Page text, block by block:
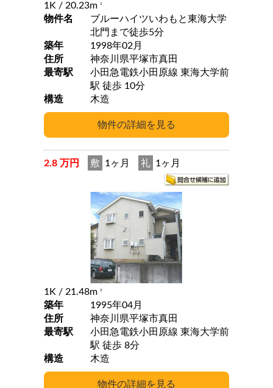
1K / 20.23m 2
物件名
ブルーハイツいわもと東海大学
北門まで徒歩5分
築年
1998年02月
住所
神奈川県平塚市真田
最寄駅
小田急電鉄小田原線 東海大学前
駅 徒歩 10分
構造
木造
2.8 万円 敷 1ヶ月 礼 1ヶ月
1K / 21.48m 2
築年
1995年04月
住所
神奈川県平塚市真田
最寄駅
小田急電鉄小田原線 東海大学前
駅 徒歩 8分
構造
木造